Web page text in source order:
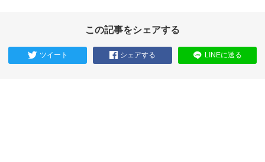
この記事をシェアする
ツイート シェアする LINEに送る